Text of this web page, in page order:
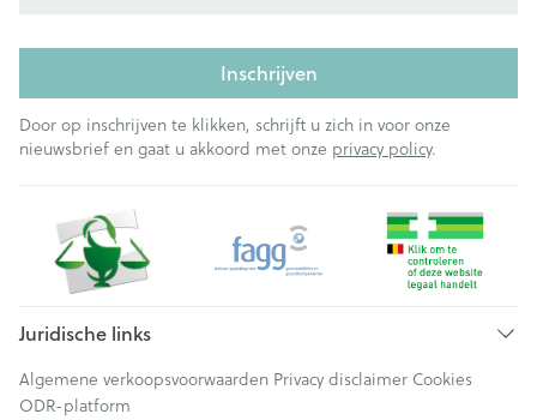
Inschrijven
Door op inschrijven te klikken, schrijft u zich in voor onze
nieuwsbrief en gaat u akkoord met onze privacy policy.
Juridische links
Algemene verkoopsvoorwaarden Privacy disclaimer Cookies
ODR-platform